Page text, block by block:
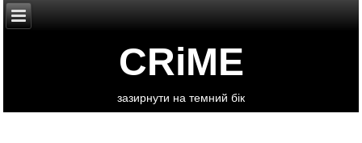
CRiME
зазирнути на темний бік